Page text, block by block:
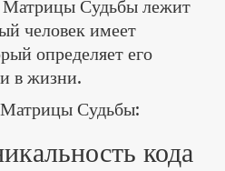
Матрицы Судьбы лежит
человек имеет
определяет его
в жизни.
Судьбы:
кода